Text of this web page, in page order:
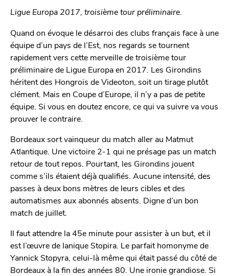
Ligue Europa 2017, troisième tour préliminaire.
Quand on évoque le désarroi des clubs français face à une
équipe d’un pays de l’Est, nos regards se tournent
rapidement vers cette merveille de troisième tour
préliminaire de Ligue Europa en 2017. Les Girondins
héritent des Hongrois de Videoton, soit un tirage plutôt
clément. Mais en Coupe d’Europe, il n’y a pas de petite
équipe. Si vous en doutez encore, ce qui va suivre va vous
prouver le contraire.
Bordeaux sort vainqueur du match aller au Matmut
Atlantique. Une victoire 2-1 qui ne présage pas un match
retour de tout repos. Pourtant, les Girondins jouent
comme s’ils étaient déjà qualifiés. Aucune intensité, des
passes à deux bons mètres de leurs cibles et des
automatismes aux abonnés absents. Digne d’un bon
match de juillet.
Il faut attendre la 45e minute pour assister à un but, et il
est l’œuvre de Ianique Stopira. Le parfait homonyme de
Yannick Stopyra, celui-là même qui était passé du côté de
Bordeaux à la fin des années 80. Une ironie grandiose. Si